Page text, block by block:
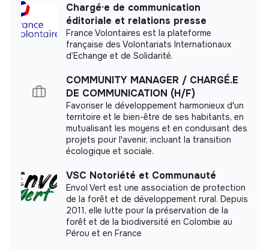
Labels and certifications
This structure did not communicate to us the
labels or certifications that it was able to obtain.
Documents
Chargé·e de communication
éditoriale et relations presse
France Volontaires est la plateforme
française des Volontariats Internationaux
d’Echange et de Solidarité.
COMMUNITY MANAGER / CHARGÉ.E
DE COMMUNICATION (H/F)
Favoriser le développement harmonieux d'un
territoire et le bien-être de ses habitants, en
mutualisant les moyens et en conduisant des
projets pour l'avenir, incluant la transition
écologique et sociale.
VSC Notoriété et Communauté
Envol Vert est une association de protection
de la forêt et de développement rural. Depuis
2011, elle lutte pour la préservation de la
forêt et de la biodiversité en Colombie au
Pérou et en France